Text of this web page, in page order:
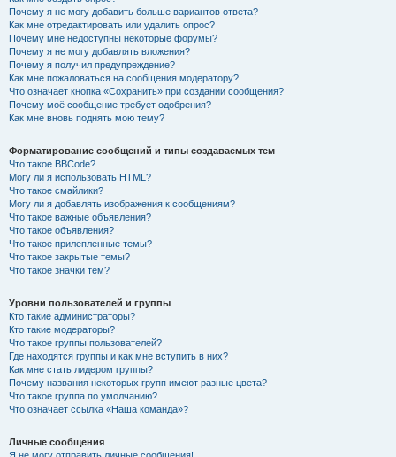
Почему я не могу добавить больше вариантов ответа?
Как мне отредактировать или удалить опрос?
Почему мне недоступны некоторые форумы?
Почему я не могу добавлять вложения?
Почему я получил предупреждение?
Как мне пожаловаться на сообщения модератору?
Что означает кнопка «Сохранить» при создании сообщения?
Почему моё сообщение требует одобрения?
Как мне вновь поднять мою тему?
Форматирование сообщений и типы создаваемых тем
Что такое BBCode?
Могу ли я использовать HTML?
Что такое смайлики?
Могу ли я добавлять изображения к сообщениям?
Что такое важные объявления?
Что такое объявления?
Что такое прилепленные темы?
Что такое закрытые темы?
Что такое значки тем?
Уровни пользователей и группы
Кто такие администраторы?
Кто такие модераторы?
Что такое группы пользователей?
Где находятся группы и как мне вступить в них?
Как мне стать лидером группы?
Почему названия некоторых групп имеют разные цвета?
Что такое группа по умолчанию?
Что означает ссылка «Наша команда»?
Личные сообщения